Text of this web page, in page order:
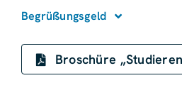
Begrüßungsgeld
Broschüre